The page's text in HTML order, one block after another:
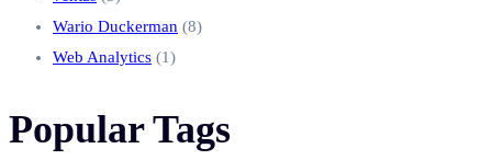
Wario Duckerman (8)
Web Analytics (1)
Popular Tags